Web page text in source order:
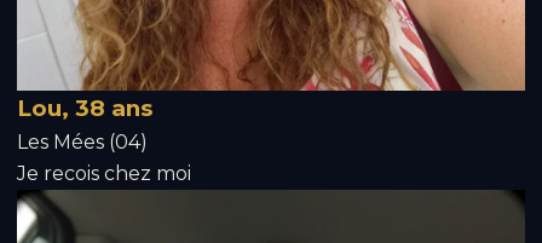
Lou, 38 ans
Les Mées (04)
Je recois chez moi